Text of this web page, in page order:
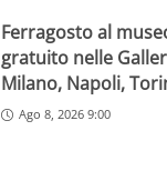
Ferragosto al
gratuito nelle
Milano, Napoli,
Ago 8, 2026 9:00